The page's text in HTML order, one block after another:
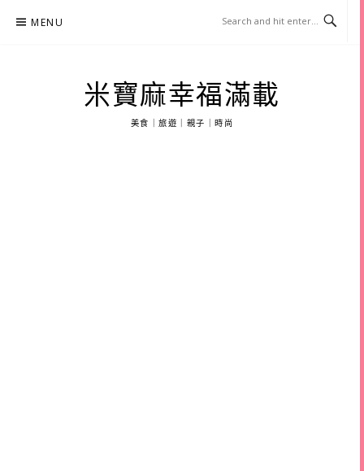
MENU
米寶麻幸福滿載
美食｜旅遊｜親子｜時尚